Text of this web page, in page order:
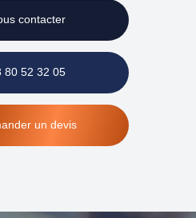
contacter
80 52 32 05
un devis